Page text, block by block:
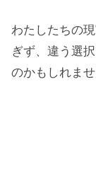
わたしたちの
ぎず、違う選
のかもしれませ